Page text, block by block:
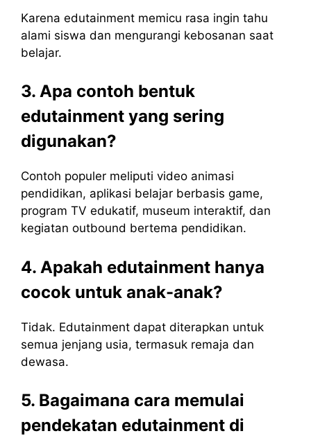
Karena edutainment memicu rasa ingin tahu
alami siswa dan mengurangi kebosanan saat
belajar.
3. Apa contoh bentuk
edutainment yang sering
digunakan?
Contoh populer meliputi video animasi
pendidikan, aplikasi belajar berbasis game,
program TV edukatif, museum interaktif, dan
kegiatan outbound bertema pendidikan.
4. Apakah edutainment hanya
cocok untuk anak-anak?
Tidak. Edutainment dapat diterapkan untuk
semua jenjang usia, termasuk remaja dan
dewasa.
5. Bagaimana cara memulai
pendekatan edutainment di